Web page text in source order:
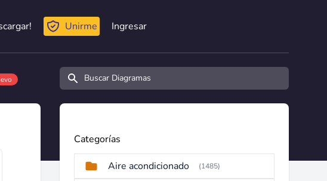
Unirme Ingresar
Buscar diagramas y manuales
Categorías
Aire acondicionado (1485)